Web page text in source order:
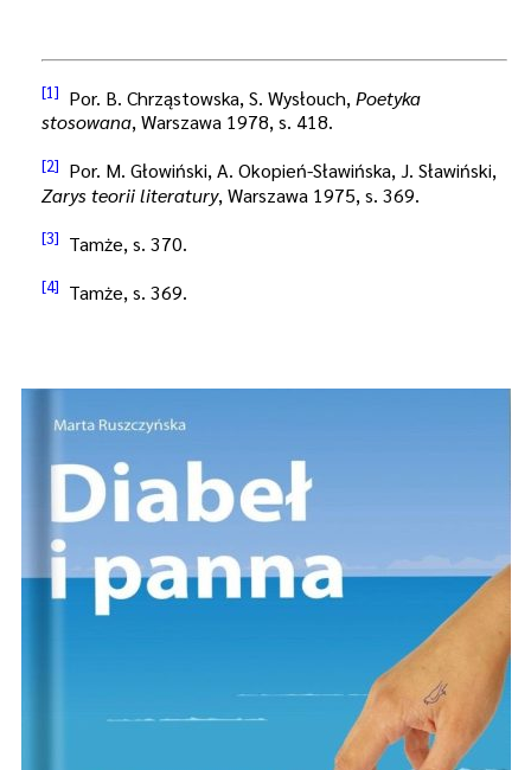
[1] Por. B. Chrząstowska, S. Wysłouch,Poetyka
stosowana, Warszawa 1978, s. 418.
[2] Por. M. Głowiński, A. Okopień-Sławińska, J. Sławiński,
Zarys teorii literatury, Warszawa 1975, s. 369.
[3] Tamże, s. 370.
[4] Tamże, s. 369.